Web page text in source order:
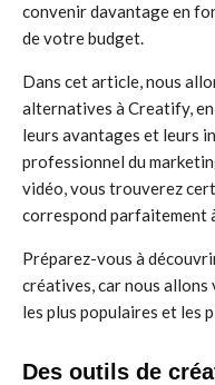
convenir davantage en
de votre budget.
Dans cet article, nous
alternatives à Creatify,
leurs avantages et leurs
professionnel du
vidéo, vous trouverez
correspond parfaitement
Préparez-vous à
créatives, car nous
les plus populaires et les
Des outils de